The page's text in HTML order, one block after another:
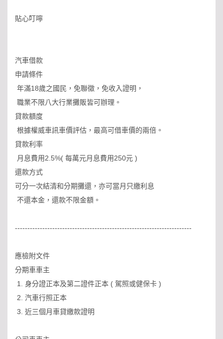
貼心叮嚀
汽車借款
申請條件
年滿18歲之國民，免聯徵，免收入證明，
職業不限八大行業攤販皆可辦理。
貸款額度
根據權威車訊車價評估，最高可借車價的兩倍。
貸款利率
月息費用2.5%( 每萬元月息費用250元 )
還款方式
可分一次結清和分期攤還，亦可當月只繳利息
不還本金，還款不限金額。
-----------------------------------------------------------------------
應檢附文件
分期車車主
1. 身分證正本及第二證件正本 ( 駕照或健保卡 )
2. 汽車行照正本
3. 近三個月車貸繳款證明